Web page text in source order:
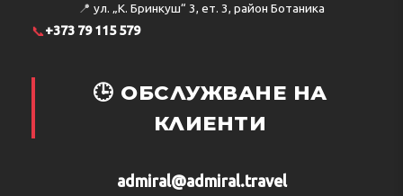
📍 ул. „К. Бринкуш“ 3, ет. 3, район Ботаника
📞+373 79 115 579
🕒 ОБСЛУЖВАНЕ НА
КЛИЕНТИ
admiral@admiral.travel